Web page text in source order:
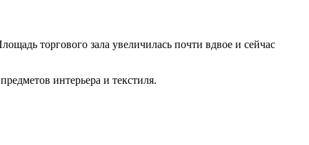
торгового зала увеличилась почти вдвое и сейчас
интерьера и текстиля.